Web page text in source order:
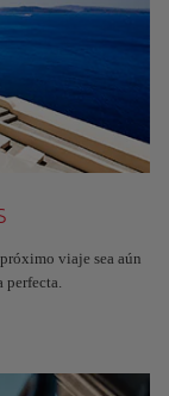
viaje sea aún